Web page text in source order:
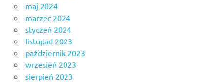
maj 2024
marzec 2024
styczeń 2024
listopad 2023
październik 2023
wrzesień 2023
sierpień 2023